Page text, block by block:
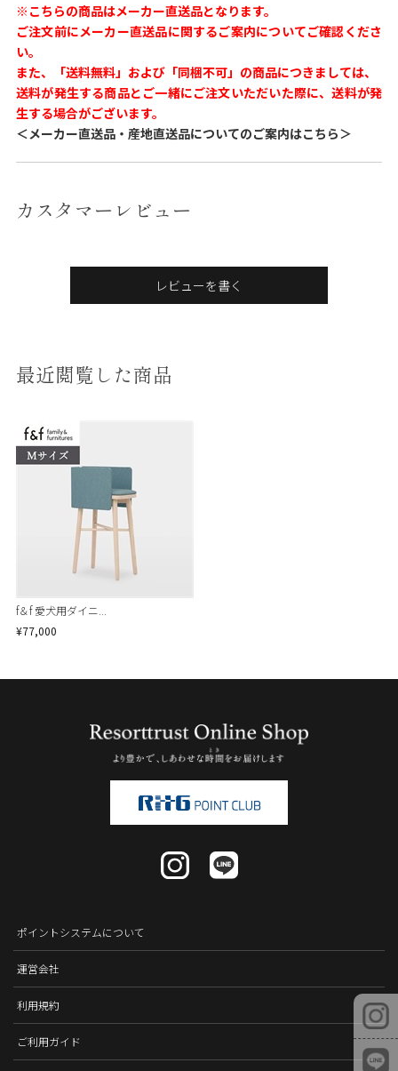
※こちらの商品はメーカー直送品となります。
ご注文前にメーカー直送品に関するご案内についてご確認くださ
い。
また、「送料無料」および「同梱不可」の商品につきましては、
送料が発生する商品とご一緒にご注文いただいた際に、送料が発
生する場合がございます。
＜メーカー直送品・産地直送品についてのご案内はこちら＞
カスタマーレビュー
レビューを書く
最近閲覧した商品
f＆f 愛犬用ダイニ...
¥77,000
ポイントシステムについて
運営会社
利用規約
ご利用ガイド